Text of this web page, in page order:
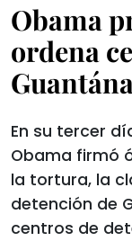
Obama
ordena
En su tercer
Obama firmó
la tortura, la
detención de
centros de